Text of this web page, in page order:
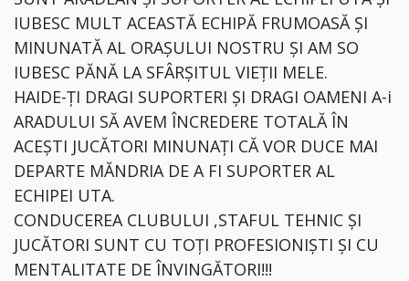
IUBESC MULT ACEASTĂ ECHIPĂ FRUMOASĂ ȘI
MINUNATĂ AL ORAȘULUI NOSTRU ȘI AM SO
IUBESC PĂNĂ LA SFÂRȘITUL VIEȚII MELE.
HAIDE-ȚI DRAGI SUPORTERI ȘI DRAGI OAMENI A-i
ARADULUI SĂ AVEM ÎNCREDERE TOTALĂ ÎN
ACEȘTI JUCĂTORI MINUNAȚI CĂ VOR DUCE MAI
DEPARTE MĂNDRIA DE A FI SUPORTER AL
ECHIPEI UTA.
CONDUCEREA CLUBULUI ,STAFUL TEHNIC ȘI
JUCĂTORI SUNT CU TOȚI PROFESIONIȘTI ȘI CU
MENTALITATE DE ÎNVINGĂTORI!!!